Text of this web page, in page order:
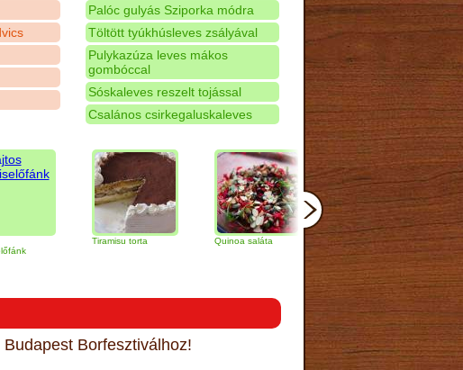
Palóc gulyás Sziporka módra
Töltött tyúkhúsleves zsályával
Pulykazúza leves mákos
gombóccal
Sóskaleves reszelt tojással
Csalános csirkegaluskaleves
Tiramisu torta Quinoa saláta Mandulás kifli
narancs
Borfesztiválhoz!